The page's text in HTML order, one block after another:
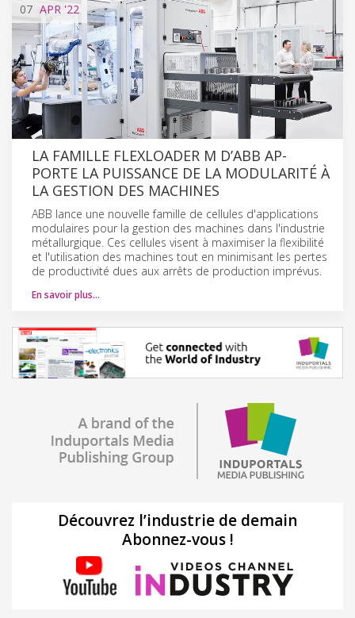
07 APR '22
LA FAMILLE FLEXLOADER M D’ABB AP-
PORTE LA PUISSANCE DE LA MODULARITÉ À
LA GESTION DES MACHINES
ABB lance une nouvelle famille de cellules d'applications
modulaires pour la gestion des machines dans l'industrie
métallurgique. Ces cellules visent à maximiser la flexibilité
et l'utilisation des machines tout en minimisant les pertes
de productivité dues aux arrêts de production imprévus.
En savoir plus…
Découvrez l’industrie de demain
Abonnez-vous !